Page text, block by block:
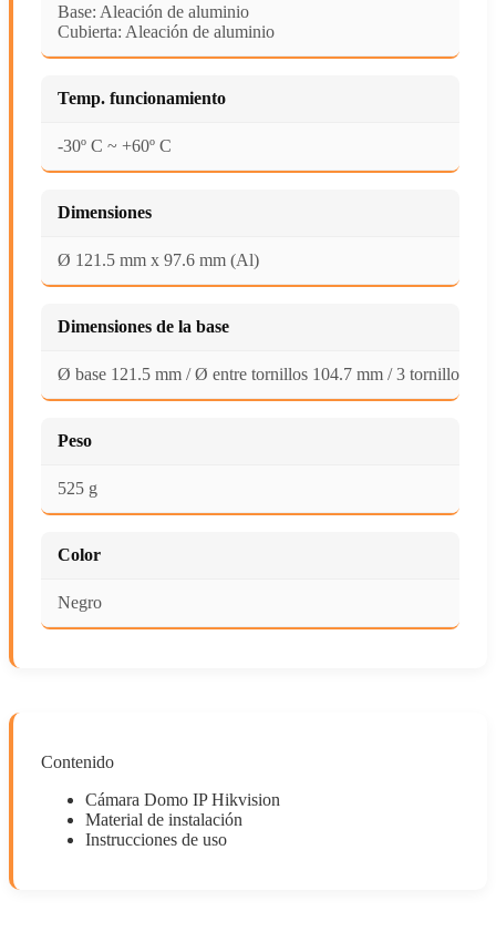
Base: Aleación de aluminio
Cubierta: Aleación de aluminio
Temp. funcionamiento
-30º C ~ +60º C
Dimensiones
Ø 121.5 mm x 97.6 mm (Al)
Dimensiones de la base
Ø base 121.5 mm / Ø entre tornillos 104.7 mm / 3 tornillos
Peso
525 g
Color
Negro
Contenido
Cámara Domo IP Hikvision
Material de instalación
Instrucciones de uso